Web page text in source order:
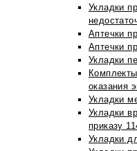
Укладки
Аптечки
Аптечки
Укладки
оказания
Укладки
Укладки
приказу
Укладки